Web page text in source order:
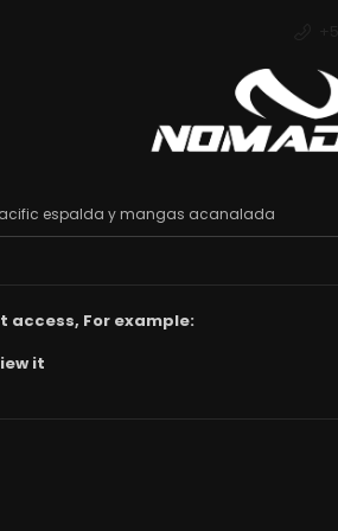
espalda y mangas acanalada
For example:
it